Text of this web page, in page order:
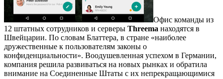
Офис команды из
12 штатных сотрудников и серверы Threema находятся в
Швейцарии. По словам Блаттера, в стране «наиболее
дружественные к пользователям законы о
конфиденциальности». Воодушевленная успехом в Германии,
компания решила развиваться на новых рынках и обратила
внимание на Соединенные Штаты с их непрекращающимися